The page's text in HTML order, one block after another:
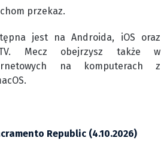
przekaz.
jest na Androida, iOS oraz
Mecz obejrzysz także w
na komputerach z
Republic (4.10.2026)